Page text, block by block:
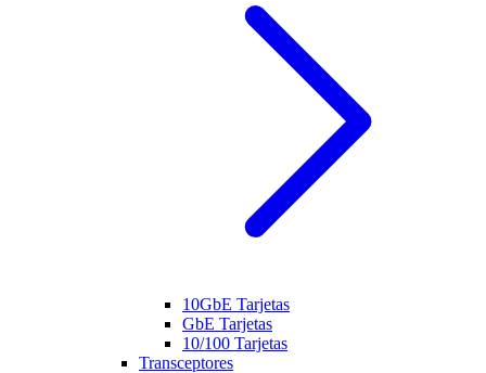
10GbE Tarjetas
GbE Tarjetas
10/100 Tarjetas
Transceptores